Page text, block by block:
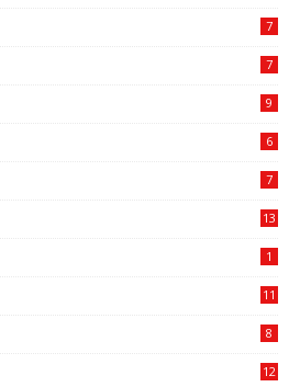
7
7
9
6
7
13
1
11
8
12